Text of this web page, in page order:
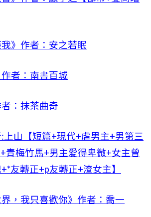
我》作者：安之若眠
作者：南書百城
者：抹茶曲奇
:上山【短篇+現代+虐男主+男第三
青梅竹馬+男主愛得卑微+女主曾
友轉正+p友轉正+渣女主】
界，我只喜歡你》作者：喬一